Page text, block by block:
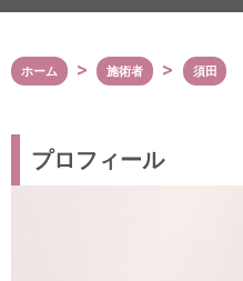
〒107-0061
外苑前駅（銀座線3番出口）から徒歩6分
Google Maps
ホーム 施術者 須田
プロフィール